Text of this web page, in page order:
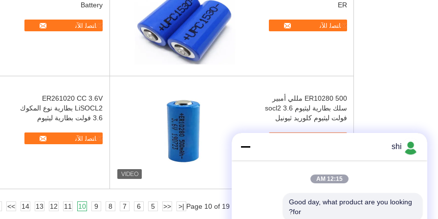
Battery
ﺎﺘﺼﻟ ﺍﻶﻧ
ER
ﺎﺘﺼﻟ ﺍﻶﻧ
ER261020 CC 3.6V
LiSOCL2 بطارية نوع المكوك
3.6 فولت بطارية ليثيوم
ﺎﺘﺼﻟ ﺍﻶﻧ
ER10280 500 مللي أمبير
سلك بطارية ليثيوم socl2 3.6
فولت ليثيوم كلوريد ثيونيل
Page 10 of 19
|<
<<
5
6
7
8
9
10
11
12
13
14
>>
shi
12:15 AM
Good day, what product are you looking
for?